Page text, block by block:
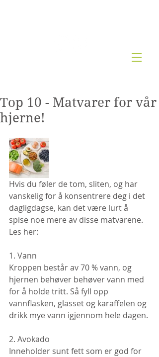
Top 10 - Matvarer for vår
hjerne!
Hvis du føler de tom, sliten, og har
vanskelig for å konsentrere deg i det
dagligdagse, kan det være lurt å
spise noe mere av disse matvarene.
Les her:
1. Vann
Kroppen består av 70 % vann, og
hjernen behøver behøver vann med
for å holde tritt. Så fyll opp
vannflasken, glasset og karaffelen og
drikk mye vann igjennom hele dagen.
2. Avokado
Inneholder sunt fett som er god for